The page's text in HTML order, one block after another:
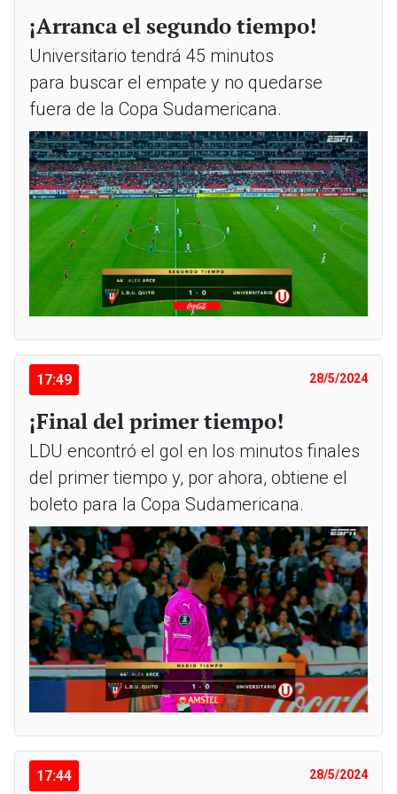
¡Arranca el segundo tiempo!
Universitario tendrá 45 minutos
para buscar el empate y no quedarse
fuera de la Copa Sudamericana.
17:49 28/5/2024
¡Final del primer tiempo!
LDU encontró el gol en los minutos finales
del primer tiempo y, por ahora, obtiene el
boleto para la Copa Sudamericana.
17:44 28/5/2024